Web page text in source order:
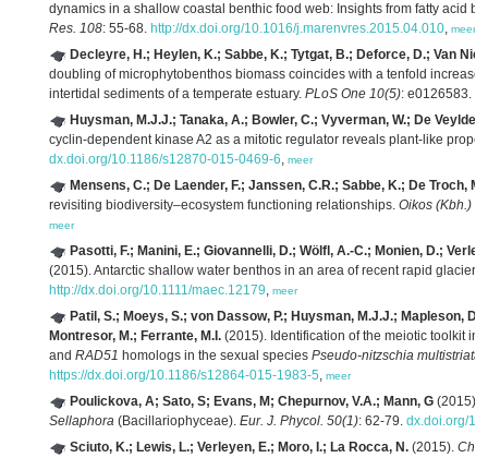
dynamics in a shallow coastal benthic food web: Insights from fatty acid
Res. 108: 55-68. http://dx.doi.org/10.1016/j.marenvres.2015.04.010, meer
Decleyre, H.; Heylen, K.; Sabbe, K.; Tytgat, B.; Deforce, D.; Van
doubling of microphytobenthos biomass coincides with a tenfold
intertidal sediments of a temperate estuary. PLoS One 10(5): e0126583.
Huysman, M.J.J.; Tanaka, A.; Bowler, C.; Vyverman, W.; De Veylder,
cyclin-dependent kinase A2 as a mitotic regulator reveals plant-like
dx.doi.org/10.1186/s12870-015-0469-6, meer
Mensens, C.; De Laender, F.; Janssen, C.R.; Sabbe, K.; De Troch, M.
revisiting biodiversity–ecosystem functioning relationships. Oikos (Kbh.)
meer
Pasotti, F.; Manini, E.; Giovannelli, D.; Wölfl, A.-C.; Monien, D.;
(2015). Antarctic shallow water benthos in an area of recent rapid glacier
http://dx.doi.org/10.1111/maec.12179, meer
Patil, S.; Moeys, S.; von Dassow, P.; Huysman, M.J.J.; Mapleson,
Montresor, M.; Ferrante, M.I. (2015). Identification of the meiotic toolkit
and RAD51 homologs in the sexual species Pseudo-nitzschia multistriata
https://dx.doi.org/10.1186/s12864-015-1983-5, meer
Poulickova, A; Sato, S; Evans, M; Chepurnov, V.A.; Mann, G (2015).
Sellaphora (Bacillariophyceae). Eur. J. Phycol. 50(1): 62-79. dx.doi.org/
Sciuto, K.; Lewis, L.; Verleyen, E.; Moro, I.; La Rocca, N. (2015).